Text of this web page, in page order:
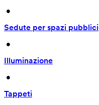
•
Sedute per spazi pubblici
•
Illuminazione
•
Tappeti